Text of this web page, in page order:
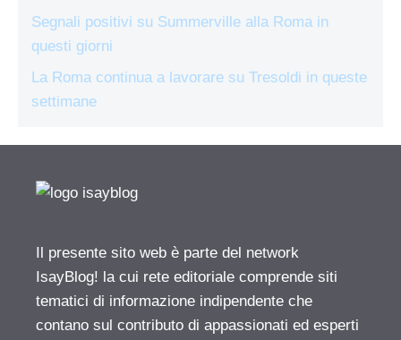
Segnali positivi su Summerville alla Roma in
questi giorni
La Roma continua a lavorare su Tresoldi in queste
settimane
Il presente sito web è parte del network
IsayBlog! la cui rete editoriale comprende siti
tematici di informazione indipendente che
contano sul contributo di appassionati ed esperti